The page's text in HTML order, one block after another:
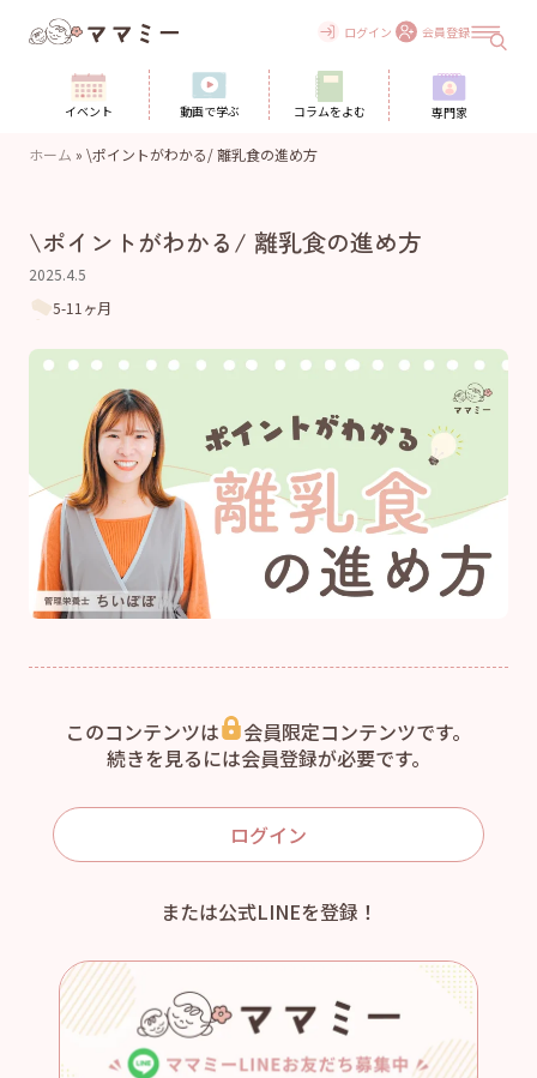
ログイン 会員登録
イベント 動画で学ぶ コラムをよむ 専門家
ホーム » \ポイントがわかる/ 離乳食の進め方
\ポイントがわかる/ 離乳食の進め方
2025.4.5
5-11ヶ月
このコンテンツは
会員限定コンテンツです。
続きを見るには会員登録が必要です。
ログイン
または公式LINEを登録！